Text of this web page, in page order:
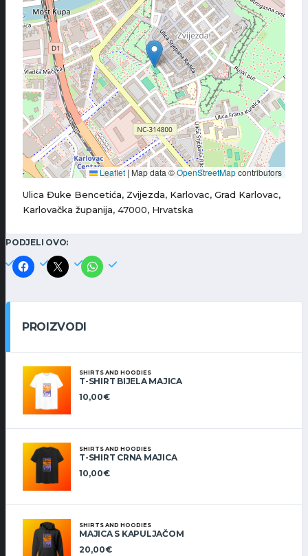
Leaflet | Map data ©OpenStreetMapcontributors
Ulica Đuke Bencetića, Zvijezda, Karlovac, Grad Karlovac,
Karlovačka županija, 47000, Hrvatska
PODJELI OVO:
PROIZVODI
SHIRTS AND HOODIES
T-SHIRT BIJELA MAJICA
10,00€
SHIRTS AND HOODIES
T-SHIRT CRNA MAJICA
10,00€
SHIRTS AND HOODIES
MAJICA S KAPULJAČOM
20,00€